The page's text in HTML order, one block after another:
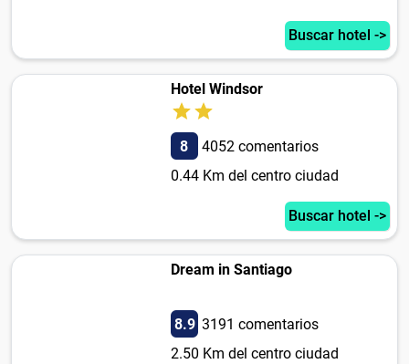
Buscar hotel ->
Hotel Windsor
8
4052 comentarios
0.44 Km del centro ciudad
Buscar hotel ->
Dream in Santiago
8.9 3191 comentarios
2.50 Km del centro ciudad